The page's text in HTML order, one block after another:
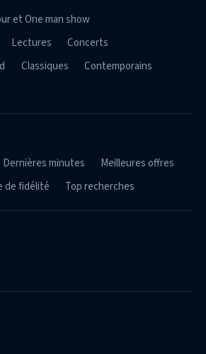
et One man show
Lectures
Concerts
Classiques
Contemporains
Dernières minutes
Meilleures offres
de fidélité Top recherches